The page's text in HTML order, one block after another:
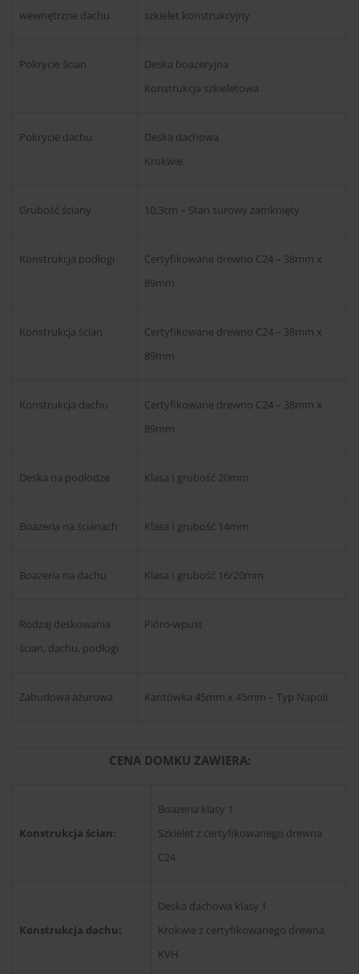
wewnętrzne dachu
szkielet konstrukcyjny
Pokrycie ścian
Deska boazeryjna
Konstrukcja szkieletowa
Pokrycie dachu
Deska dachowa
Krokwie
Grubość ściany 10,3cm – Stan surowy zamknięty
Konstrukcja podłogi
Certyfikowane drewno C24 – 38mm x
89mm
Konstrukcja ścian
Certyfikowane drewno C24 – 38mm x
89mm
Konstrukcja dachu
Certyfikowane drewno C24 – 38mm x
89mm
Deska na podłodze Klasa I grubość 20mm
Boazeria na ścianach Klasa I grubość 14mm
Boazeria na dachu Klasa I grubość 16/20mm
Rodzaj deskowania
ścian, dachu, podłogi
Pióro-wpust
Zabudowa ażurowa Kantówka 45mm x 45mm – Typ Napoli
CENA DOMKU ZAWIERA:
Konstrukcja ścian:
Boazeria klasy 1
Szkielet z certyfikowanego drewna
C24
Konstrukcja dachu:
Deska dachowa klasy 1
Krokwie z certyfikowanego drewna
KVH